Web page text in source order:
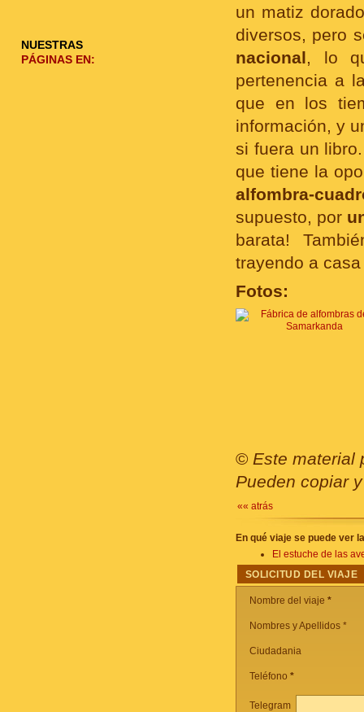
un matiz
diversos, pero
nacional, lo
pertenencia a
que en los
información, y
si fuera un
que tiene la
alfombra-
supuesto, por
barata!
trayendo a
Fotos:
© Este material
Pueden copiar
«« atrás
En qué viaje se puede ver
El estuche de las
SOLICITUD DEL VIAJE
Nombre del viaje *
Nombres y Apellidos *
Ciudadania
Teléfono *
Telegram
NUESTRAS
PÁGINAS EN: